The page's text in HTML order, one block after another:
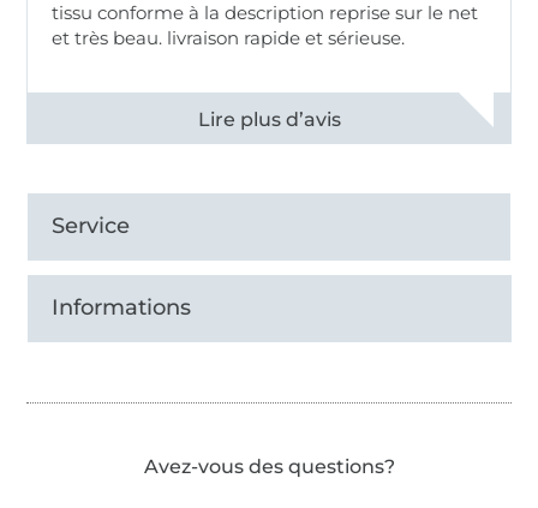
tissu conforme à la description reprise sur le net
et très beau. livraison rapide et sérieuse.
Voir tous les 11499 commentaires
Service
Informations
Avez-vous des questions?